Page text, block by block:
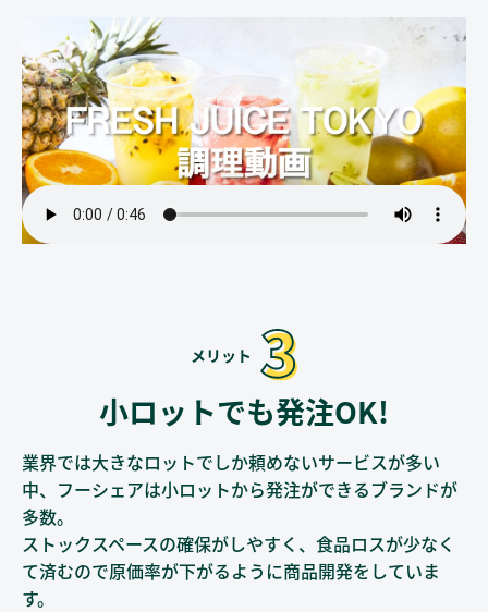
小ロットでも発注OK!
業界では大きなロットでしか頼めないサービスが多い
中、 フーシェアは小ロットから発注ができるブランドが
多数。
ストックスペースの確保がしやすく、食品ロスが少なく
て済むので原価率が下がるように商品開発をしていま
す。